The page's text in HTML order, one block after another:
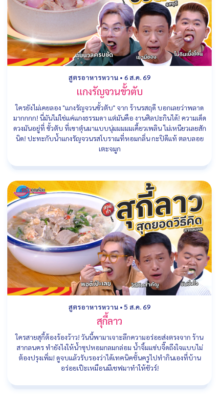
สูตรอาหารหวาน • 6 ส.ค. 69
แกงรัญจวนขั้วตับ
ใครยังไม่เคยลอง "แกงรัญจวนขั้วตับ" จาก ร้านรสฤดี บอกเลยว่าพลาด
มากกกก! นี่มันไม่ใช่แค่แกงธรรมดา แต่มันคือ งานศิลปะกินได้! ความเด็ด
ดวงมันอยู่ที่ ขั้วตับ ที่เขาตุ๋นมาแบบนุ่มมมมมเคี้ยวเพลิน ไม่เหนียวเลยสัก
นิด! ปะทะกับน้ำแกงรัญจวนรสโบราณที่หอมกลิ่น กะปิดีแท้ ตลบลอย
เตะจมูก
สูตรอาหารหวาน • 5 ส.ค. 69
สุกี้ลาว
ใครสายสุกี้ต้องร้องว้าว! วันนี้พามาเจาะลึกความอร่อยส่งตรงจาก ร้าน
สากลนคร ทำยังไงให้น้ำซุปหอมกลมกล่อม น้ำจิ้มแซ่บจี๊ดถึงใจแบบไม่
ต้องปรุงเพิ่ม! ดูจบแล้วรับรองว่าได้เทคนิคชั้นครูไปทำกินเองที่บ้าน
อร่อยเป๊ะเหมือนมีเชฟมาทำให้ชัวร์!